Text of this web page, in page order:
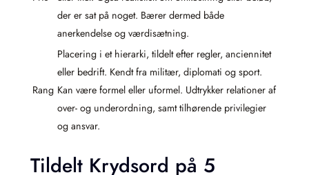
der er sat på noget. Bærer dermed både
anerkendelse og værdisætning.
Rang
Placering i et hierarki, tildelt efter regler, anciennitet
eller bedrift. Kendt fra militær, diplomati og sport.
Kan være formel eller uformel. Udtrykker relationer af
over- og underordning, samt tilhørende privilegier
og ansvar.
Tildelt Krydsord på 5